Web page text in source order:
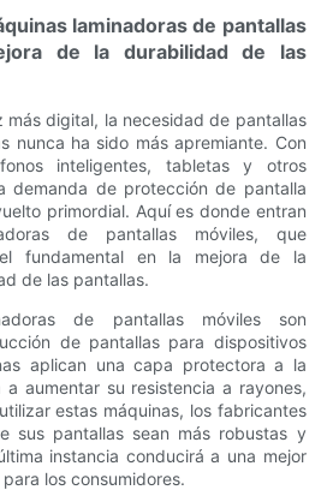
laminadoras de pantallas
de la durabilidad de las
más digital, la necesidad de pantallas
nunca ha sido más apremiante. Con
inteligentes, tabletas y otros
demanda de protección de pantalla
primordial. Aquí es donde entran
de pantallas móviles, que
fundamental en la mejora de la
de las pantallas.
de pantallas móviles son
de pantallas para dispositivos
aplican una capa protectora a la
aumentar su resistencia a rayones,
estas máquinas, los fabricantes
sus pantallas sean más robustas y
instancia conducirá a una mejor
los consumidores.